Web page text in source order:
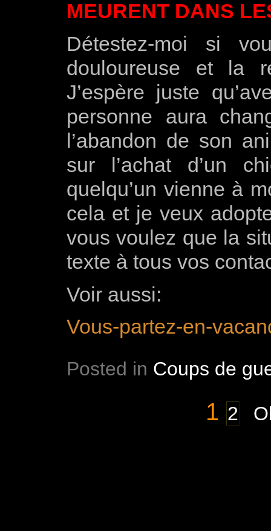
MEURENT DANS
Détestez-moi si
douloureuse et la
J’espère juste
personne aura
l’abandon de son
sur l’achat d’un
quelqu’un vienne à
cela et je veux
vous voulez que la
texte à tous vos
Voir aussi:
Vous-partez-en-
Posted in Coups de
1 2